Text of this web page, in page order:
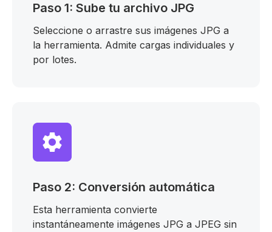
Paso 1: Sube tu archivo JPG
Seleccione o arrastre sus imágenes JPG a
la herramienta. Admite cargas individuales y
por lotes.
Paso 2: Conversión automática
Esta herramienta convierte
instantáneamente imágenes JPG a JPEG sin